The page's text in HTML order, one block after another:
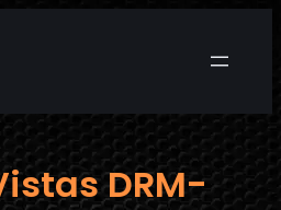
DRM-